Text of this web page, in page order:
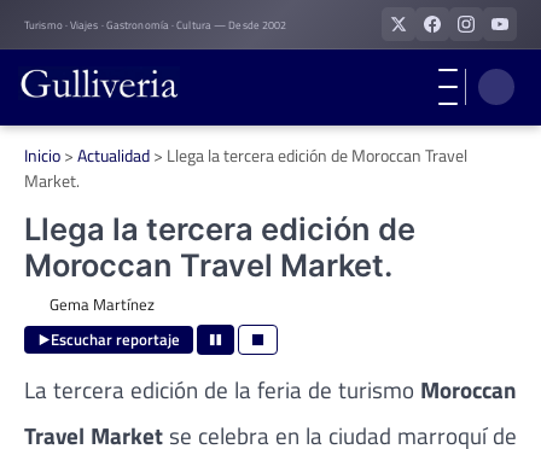
Skip
to
content
Turismo · Viajes · Gastronomía · Cultura — Desde 2002
Inicio>Actualidad> Llega la tercera edición de Moroccan Travel
Market.
Llega la tercera edición de
Moroccan Travel Market.
Gema Martínez
Escuchar reportaje
La tercera edición de la feria de turismo Moroccan
Travel Market se celebra en la ciudad marroquí de